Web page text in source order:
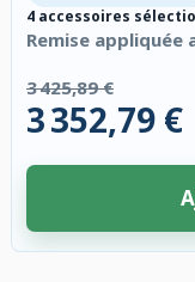
4 accessoires
Remise appliquée
3 425,89 €
3 352,79 €